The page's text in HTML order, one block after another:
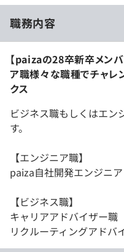
職務内容
【paizaの28卒新卒メン
ア職様々な職種でチャレ
クス
ビジネス職もしくはエン
す。
【エンジニア職】
paiza自社開発エンジニア
【ビジネス職】
キャリアアドバイザー職
リクルーティングアドバ